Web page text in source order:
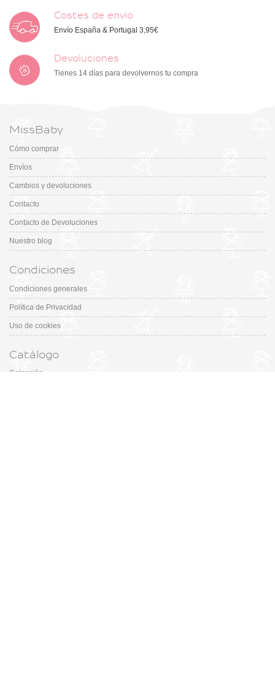
Costes de envío
Envío España & Portugal 3,95€
Devoluciones
Tienes 14 días para devolvernos tu compra
MissBaby
Cómo comprar
Envíos
Cambios y devoluciones
Contacto
Contacto de Devoluciones
Nuestro blog
Condiciones
Condiciones generales
Política de Privacidad
Uso de cookies
Catálogo
Colección